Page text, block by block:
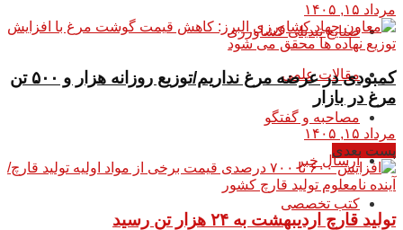
صنایع تبدیلی کشاورزی
مقالات علمی
مصاحبه و گفتگو
ارسال خبر
کتب تخصصی
مرداد ۱۵, ۱۴۰۵
کمبودی در عرضه مرغ نداریم/توزیع روزانه هزار و ۵۰۰ تن
مرغ در بازار
مرداد ۱۵, ۱۴۰۵
پست بعدی
تولید قارچ اردیبهشت به ۲۴ هزار تن رسید